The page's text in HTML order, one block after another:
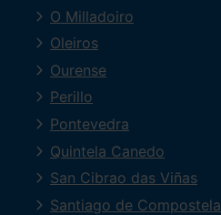
O Milladoiro
Oleiros
Ourense
Perillo
Pontevedra
Quintela Canedo
San Cibrao das Viñas
Santiago de Compostela